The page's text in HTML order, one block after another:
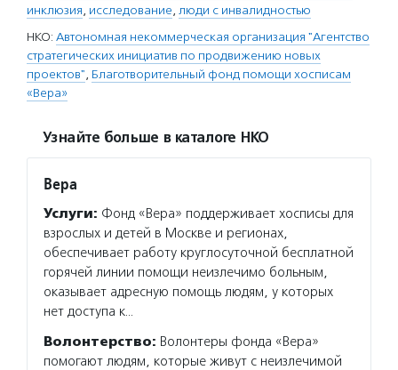
инклюзия, исследование, люди с инвалидностью
НКО: Автономная некоммерческая организация "Агентство
стратегических инициатив по продвижению новых
проектов", Благотворительный фонд помощи хосписам
«Вера»
Узнайте больше в каталоге НКО
Вера
Услуги: Фонд «Вера» поддерживает хосписы для
взрослых и детей в Москве и регионах,
обеспечивает работу круглосуточной бесплатной
горячей линии помощи неизлечимо больным,
оказывает адресную помощь людям, у которых
нет доступа к…
Волонтерство: Волонтеры фонда «Вера»
помогают людям, которые живут с неизлечимой